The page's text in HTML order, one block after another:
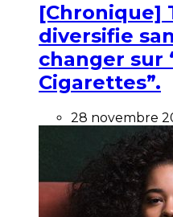
[Chronique]
diversifie
changer sur
Cigarettes”.
28 novembre